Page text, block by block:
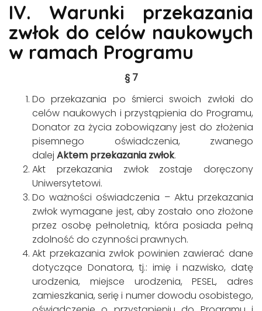
IV. Warunki przekazania
zwłok do celów naukowych
w ramach Programu
§ 7
Do przekazania po śmierci swoich zwłoki do
celów naukowych i przystąpienia do Programu,
Donator za życia zobowiązany jest do złożenia
pisemnego oświadczenia, zwanego
dalej Aktem przekazania zwłok.
Akt przekazania zwłok zostaje doręczony
Uniwersytetowi.
Do ważności oświadczenia – Aktu przekazania
zwłok wymagane jest, aby zostało ono złożone
przez osobę pełnoletnią, która posiada pełną
zdolność do czynności prawnych.
Akt przekazania zwłok powinien zawierać dane
dotyczące Donatora, tj.: imię i nazwisko, datę
urodzenia, miejsce urodzenia, PESEL, adres
zamieszkania, serię i numer dowodu osobistego,